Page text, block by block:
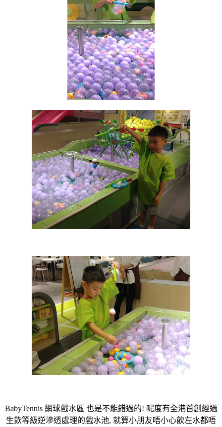
BabyTennis 網球戲水區 也是不能錯過的! 呢度有全港首創經過
生飲等級逆滲透處理的戲水池, 就算小朋友唔小心飲左水都唔